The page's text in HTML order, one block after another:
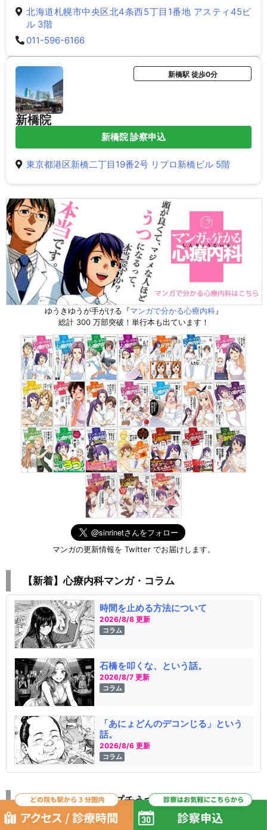
北海道札幌市中央区北4条西5丁目1番地 アスティ45ビ
ル 3階
011-596-6166
新橋院
新橋駅 徒歩0分
新橋院 診察申込
東京都港区新橋二丁目19番2号 リプロ新橋ビル 5階
ゆうきゆうが手がける『マンガで分かる心療内科』
総計 300 万部突破！単行本も出ています！
マンガの更新情報を Twitter でお届けします。
【新着】心療内科マンガ・コラム
時間を止める方法について
2026/8/8 更新
コラム
石橋を叩くな、という話。
2026/8/7 更新
コラム
「あにょどんのデコンじる」という
話。
2026/8/6 更新
コラム
うつをラクにする「プチうつ」マンガ
外出中の大ピンチ！見知らぬママさ